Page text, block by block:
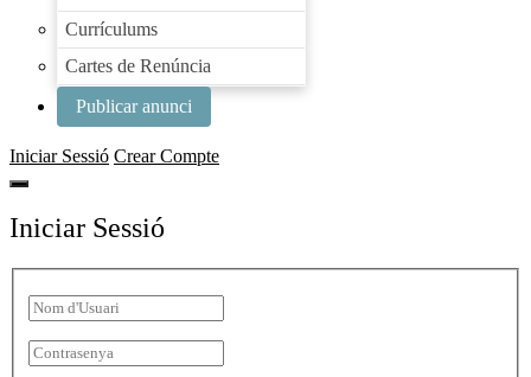
Currículums
Cartes de Renúncia
Publicar anunci
Iniciar Sessió Crear Compte
Iniciar Sessió